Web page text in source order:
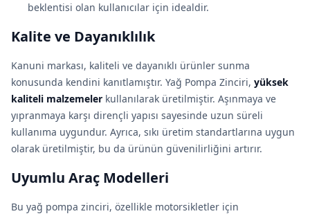
beklentisi olan kullanıcılar için idealdir.
Kalite ve Dayanıklılık
Kanuni markası, kaliteli ve dayanıklı ürünler sunma
konusunda kendini kanıtlamıştır. Yağ Pompa Zinciri, yüksek
kaliteli malzemeler kullanılarak üretilmiştir. Aşınmaya ve
yıpranmaya karşı dirençli yapısı sayesinde uzun süreli
kullanıma uygundur. Ayrıca, sıkı üretim standartlarına uygun
olarak üretilmiştir, bu da ürünün güvenilirliğini artırır.
Uyumlu Araç Modelleri
Bu yağ pompa zinciri, özellikle motorsikletler için